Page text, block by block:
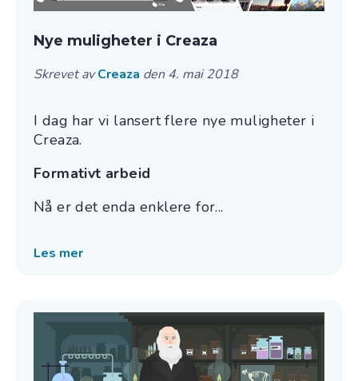
Nye muligheter i Creaza
Skrevet avCreaza den 4. mai 2018
I dag har vi lansert flere nye muligheter i
Creaza.
Formativt arbeid
Nå er det enda enklere for...
Les mer